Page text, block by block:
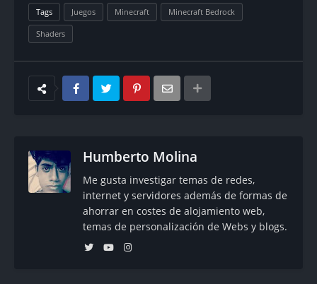
Tags Juegos Minecraft Minecraft Bedrock
Shaders
Humberto Molina
Me gusta investigar temas de redes,
internet y servidores además de formas de
ahorrar en costes de alojamiento web,
temas de personalización de Webs y blogs.